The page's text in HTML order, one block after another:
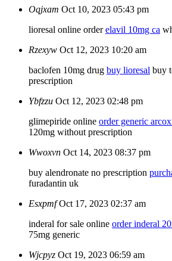
Oqjxam Oct 10, 2023 05:43 pm
lioresal online orderelavil 10mg ca
Rzexyw Oct 12, 2023 10:20 am
baclofen 10mg drug buy lioresal buy
prescription
Ybfzzu Oct 12, 2023 02:48 pm
glimepiride online order generic
120mg without prescription
Wwoxvn Oct 14, 2023 08:37 pm
buy alendronate no prescription
furadantin uk
Esxpmf Oct 17, 2023 02:37 am
inderal for sale online order inderal
75mg generic
Wjcpyz Oct 19, 2023 06:59 am